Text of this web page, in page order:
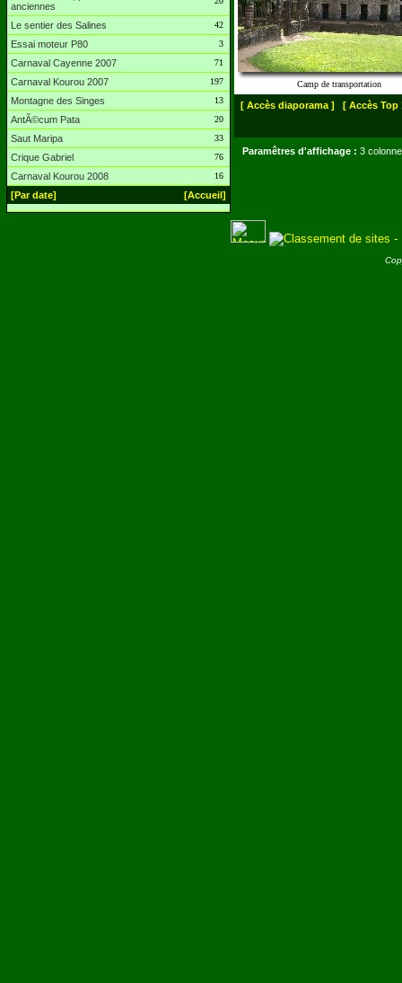
anciennes
Le sentier des Salines 42
Essai moteur P80 3
Carnaval Cayenne 2007 71
Carnaval Kourou 2007 197
Montagne des Singes 13
AntÃ©cum Pata 20
Saut Maripa 33
Crique Gabriel 76
Carnaval Kourou 2008 16
[Par date] [Accueil]
Camp de transportation
[ Accès diaporama ] [ Accès Top
Paramêtres d'affichage : 3